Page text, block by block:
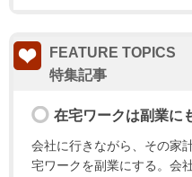
FEATURE TOPICS
在宅ワークは副業に
会社に行きながら、その家
宅ワークを副業にする。会